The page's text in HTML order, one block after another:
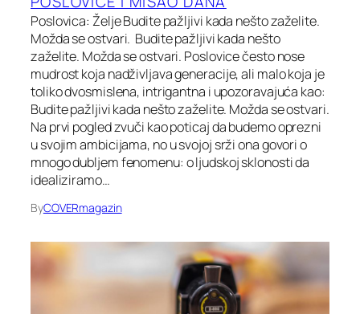
Poslovica: Želje Budite pažljivi kada nešto zaželite.
Možda se ostvari. Budite pažljivi kada nešto
zaželite. Možda se ostvari. Poslovice često nose
mudrost koja nadživljava generacije, ali malo koja je
toliko dvosmislena, intrigantna i upozoravajuća kao:
Budite pažljivi kada nešto zaželite. Možda se ostvari.
Na prvi pogled zvuči kao poticaj da budemo oprezni
u svojim ambicijama, no u svojoj srži ona govori o
mnogo dubljem fenomenu: o ljudskoj sklonosti da
idealiziramo…
ByCOVERmagazin